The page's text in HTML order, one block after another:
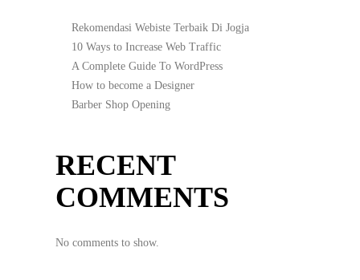
Rekomendasi Webiste Terbaik Di Jogja
10 Ways to Increase Web Traffic
A Complete Guide To WordPress
How to become a Designer
Barber Shop Opening
RECENT
COMMENTS
No comments to show.